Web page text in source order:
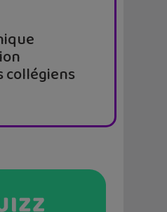
collégiens